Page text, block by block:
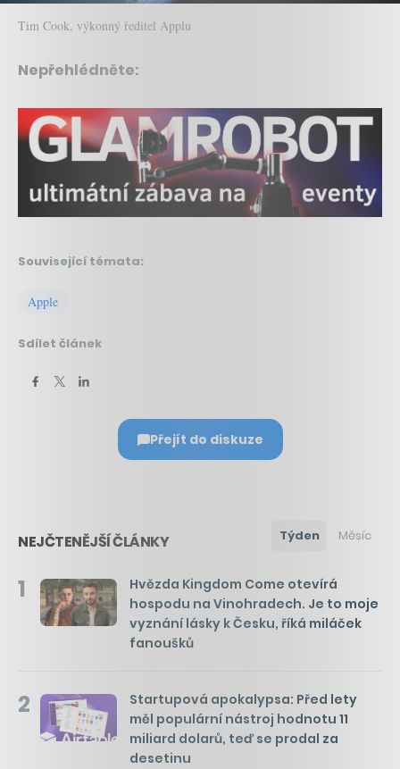
Tim Cook, výkonný ředitel Applu
Nepřehlédněte:
Související témata:
Apple
Sdílet článek
Přejít do diskuze
NEJČTENĚJŠÍ ČLÁNKY Týden Měsíc
1
Hvězda Kingdom Come otevírá
hospodu na Vinohradech. Je to moje
vyznání lásky k Česku, říká miláček
fanoušků
2
Startupová apokalypsa: Před lety
měl populární nástroj hodnotu 11
miliard dolarů, teď se prodal za
desetinu